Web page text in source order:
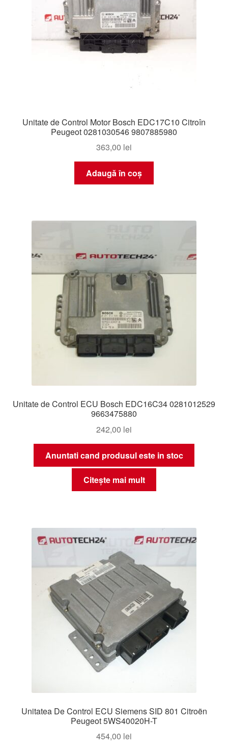
Unitate de Control Motor Bosch EDC17C10 Citroîn
Peugeot 0281030546 9807885980
363,00 lei
Adaugă în coș
Unitate de Control ECU Bosch EDC16C34 0281012529
9663475880
242,00 lei
Anuntati cand produsul este in stoc
Citește mai mult
Unitatea De Control ECU Siemens SID 801 Citroën
Peugeot 5WS40020H-T
454,00 lei